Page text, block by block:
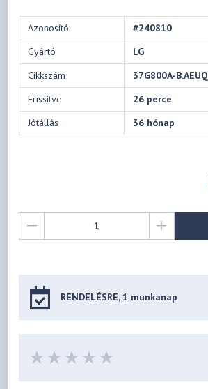
Azonosító
#240810
Gyártó
LG
Cikkszám
37G800A-B.AEUQ
Frissítve
26 perce
Jótállás
36 hónap
RENDELÉSRE, 1 munkanap